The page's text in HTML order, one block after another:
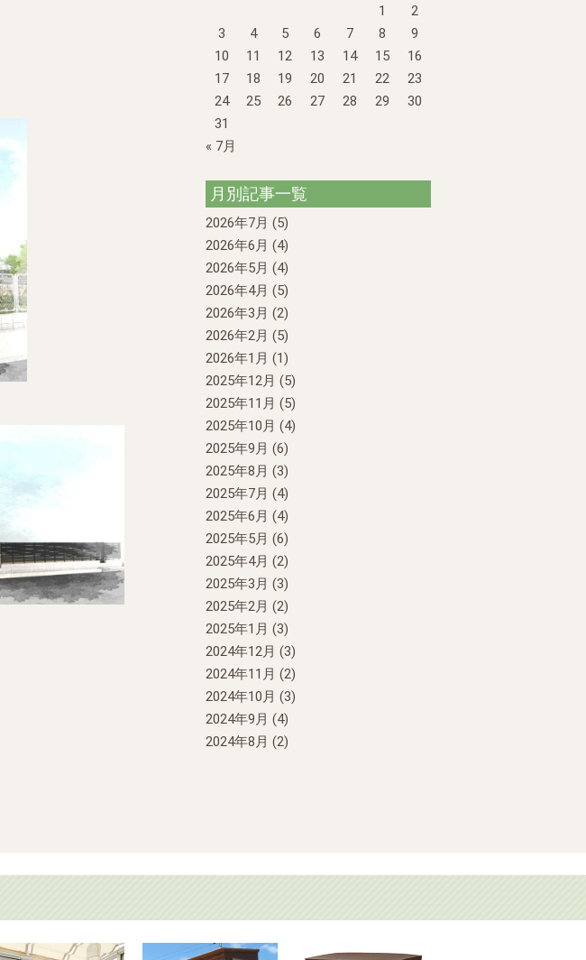
1
2
3
4 5 6 7 8
9
10
11 12 13 14 15
16
17
18 19 20 21 22
23
24
25 26 27 28 29
30
31
« 7月
月別記事一覧
2026年7月 (5)
2026年6月 (4)
2026年5月 (4)
2026年4月 (5)
2026年3月 (2)
2026年2月 (5)
2026年1月 (1)
2025年12月 (5)
2025年11月 (5)
2025年10月 (4)
2025年9月 (6)
2025年8月 (3)
2025年7月 (4)
2025年6月 (4)
2025年5月 (6)
2025年4月 (2)
2025年3月 (3)
2025年2月 (2)
2025年1月 (3)
2024年12月 (3)
2024年11月 (2)
2024年10月 (3)
2024年9月 (4)
2024年8月 (2)